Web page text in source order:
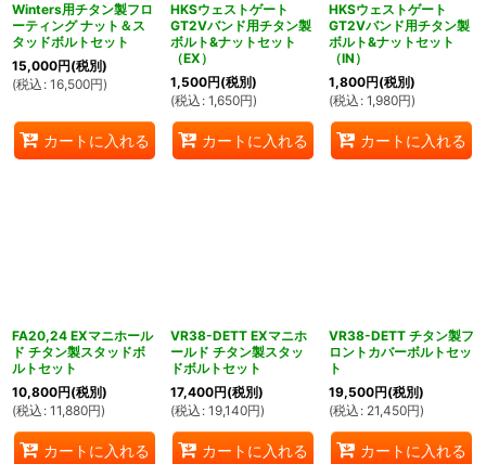
Winters用チタン製フロ
ーティング ナット＆ス
タッドボルトセット
15,000円(税別)
(税込 : 16,500円)
カートに入れる
HKSウェストゲート
GT2Vバンド用チタン製
ボルト&ナットセット
（EX）
1,500円(税別)
(税込 : 1,650円)
カートに入れる
HKSウェストゲート
GT2Vバンド用チタン製
ボルト&ナットセット
（IN）
1,800円(税別)
(税込 : 1,980円)
カートに入れる
FA20,24 EXマニホール
ド チタン製スタッドボ
ルトセット
10,800円(税別)
(税込 : 11,880円)
カートに入れる
VR38-DETT EXマニホ
ールド チタン製スタッ
ドボルトセット
17,400円(税別)
(税込 : 19,140円)
カートに入れる
VR38-DETT チタン製フ
ロントカバーボルトセッ
ト
19,500円(税別)
(税込 : 21,450円)
カートに入れる